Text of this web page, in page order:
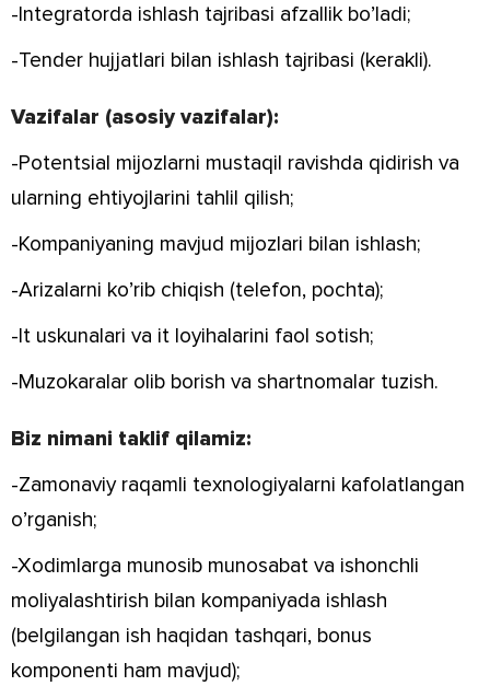
-Integratorda ishlash tajribasi afzallik bo’ladi;
-Tender hujjatlari bilan ishlash tajribasi (kerakli).
Vazifalar (asosiy vazifalar):
-Potentsial mijozlarni mustaqil ravishda qidirish va
ularning ehtiyojlarini tahlil qilish;
-Kompaniyaning mavjud mijozlari bilan ishlash;
-Arizalarni ko’rib chiqish (telefon, pochta);
-It uskunalari va it loyihalarini faol sotish;
-Muzokaralar olib borish va shartnomalar tuzish.
Biz nimani taklif qilamiz:
-Zamonaviy raqamli texnologiyalarni kafolatlangan
o’rganish;
-Xodimlarga munosib munosabat va ishonchli
moliyalashtirish bilan kompaniyada ishlash
(belgilangan ish haqidan tashqari, bonus
komponenti ham mavjud);